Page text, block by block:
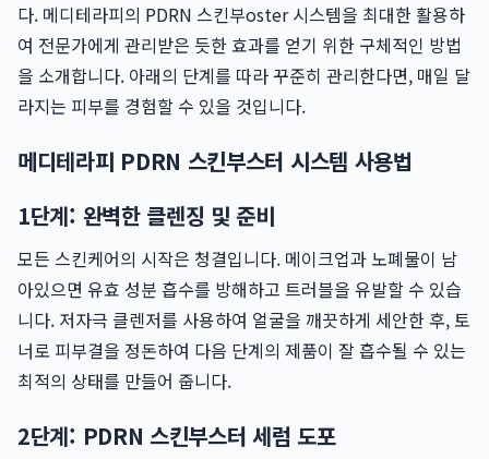
다. 메디테라피의 PDRN 스킨부oster 시스템을 최대한 활용하
여 전문가에게 관리받은 듯한 효과를 얻기 위한 구체적인 방법
을 소개합니다. 아래의 단계를 따라 꾸준히 관리한다면, 매일 달
라지는 피부를 경험할 수 있을 것입니다.
메디테라피 PDRN 스킨부스터 시스템 사용법
1단계: 완벽한 클렌징 및 준비
모든 스킨케어의 시작은 청결입니다. 메이크업과 노폐물이 남
아있으면 유효 성분 흡수를 방해하고 트러블을 유발할 수 있습
니다. 저자극 클렌저를 사용하여 얼굴을 깨끗하게 세안한 후, 토
너로 피부결을 정돈하여 다음 단계의 제품이 잘 흡수될 수 있는
최적의 상태를 만들어 줍니다.
2단계: PDRN 스킨부스터 세럼 도포